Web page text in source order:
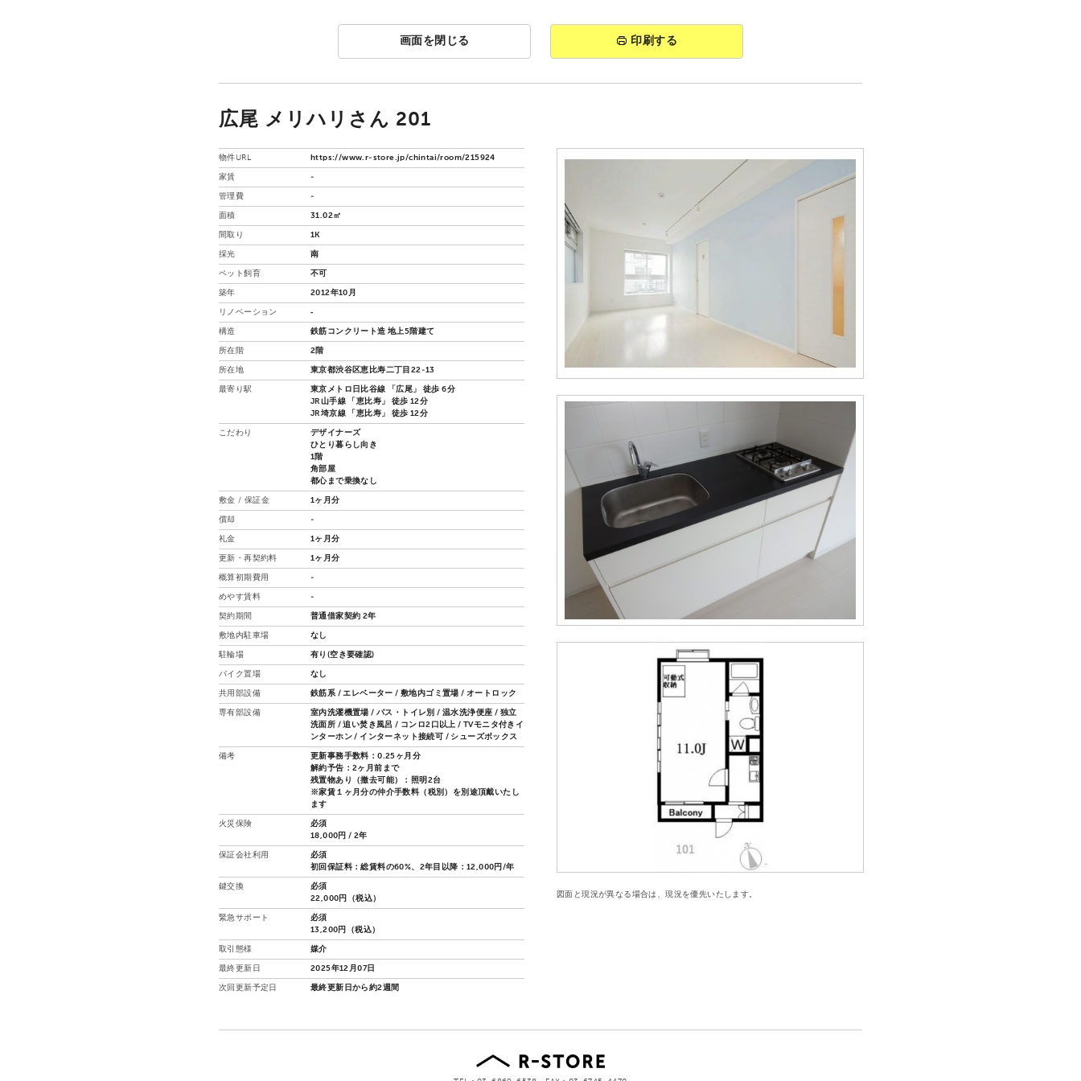
画面を閉じる 印刷する
広尾 メリハリさん 201
図面と現況が異なる場合は、現況を優先いたします。
物件URL https://www.r-store.jp/chintai/room/215924
家賃 -
管理費 -
面積 31.02㎡
間取り 1K
採光 南
ペット飼育 不可
築年 2012年10月
リノベーション ‐
構造 鉄筋コンクリート造 地上5階建て
所在階 2階
所在地 東京都渋谷区恵比寿二丁目22-13
最寄り駅
東京メトロ日比谷線 「広尾」 徒歩 6分
JR山手線 「恵比寿」 徒歩 12分
JR埼京線 「恵比寿」 徒歩 12分
こだわり
デザイナーズ
ひとり暮らし向き
1階
角部屋
都心まで乗換なし
敷金 / 保証金 1ヶ月分
償却 -
礼金 1ヶ月分
更新・再契約料 1ヶ月分
概算初期費用 -
めやす賃料 -
契約期間 普通借家契約 2年
敷地内駐車場 なし
駐輪場 有り(空き要確認)
バイク置場 なし
共用部設備 鉄筋系 / エレベーター / 敷地内ゴミ置場 / オートロック
専有部設備
室内洗濯機置場 / バス・トイレ別 / 温水洗浄便座 / 独立
洗面所 / 追い焚き風呂 / コンロ2口以上 / TVモニタ付きイ
ンターホン / インターネット接続可 / シューズボックス
備考
更新事務手数料：0.25ヶ月分
解約予告：2ヶ月前まで
残置物あり（撤去可能）：照明2台
※家賃１ヶ月分の仲介手数料（税別）を別途頂戴いたし
ます
火災保険
必須
18,000円 / 2年
保証会社利用
必須
初回保証料：総賃料の60%、2年目以降：12,000円/年
鍵交換
必須
22,000円（税込）
緊急サポート
必須
13,200円（税込）
取引態様 媒介
最終更新日 2025年12月07日
次回更新予定日 最終更新日から約2週間